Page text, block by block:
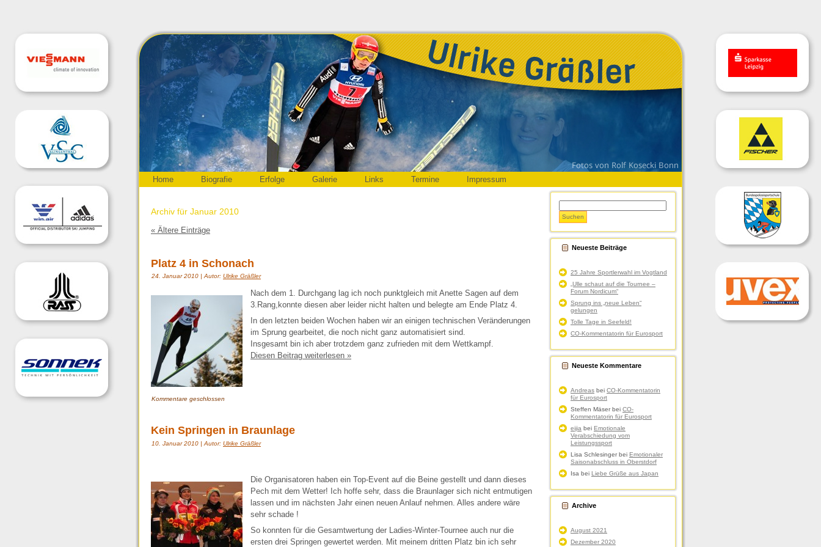
Home Biografie Erfolge Galerie Links Termine Impressum
Archiv für Januar 2010
« Ältere Einträge
Platz 4 in Schonach
24. Januar 2010 | Autor: Ulrike Gräßler
Nach dem 1. Durchgang lag ich noch punktgleich mit Anette Sagen auf dem
3.Rang,konnte diesen aber leider nicht halten und belegte am Ende Platz 4.
In den letzten beiden Wochen haben wir an einigen technischen Veränderungen
im Sprung gearbeitet, die noch nicht ganz automatisiert sind.
Insgesamt bin ich aber trotzdem ganz zufrieden mit dem Wettkampf.
Diesen Beitrag weiterlesen »
Kommentare geschlossen
Kein Springen in Braunlage
10. Januar 2010 | Autor: Ulrike Gräßler
Die Organisatoren haben ein Top-Event auf die Beine gestellt und dann dieses
Pech mit dem Wetter! Ich hoffe sehr, dass die Braunlager sich nicht entmutigen
lassen und im nächsten Jahr einen neuen Anlauf nehmen. Alles andere wäre
sehr schade !
So konnten für die Gesamtwertung der Ladies-Winter-Tournee auch nur die
ersten drei Springen gewertet werden. Mit meinem dritten Platz bin ich sehr
Neueste Beiträge
25 Jahre Sportlerwahl im Vogtland
„Ulle schaut auf die Tournee –
Forum Nordicum“
Sprung ins „neue Leben“
gelungen
Tolle Tage in Seefeld!
CO-Kommentatorin für Eurosport
Neueste Kommentare
Andreas bei CO-Kommentatorin
für Eurosport
Steffen Mäserbei CO-
Kommentatorin für Eurosport
eijia bei Emotionale
Verabschiedung vom
Leistungssport
Lisa Schlesingerbei Emotionaler
Saisonabschluss in Oberstdorf
Isa bei Liebe Grüße aus Japan
Archive
August 2021
Dezember 2020